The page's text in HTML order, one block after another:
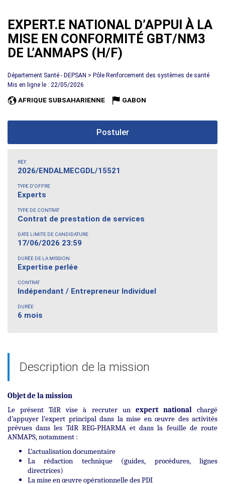
EXPERT.E NATIONAL D’APPUI À LA
MISE EN CONFORMITÉ GBT/NM3
DE L’ANMAPS (H/F)
Département Santé - DEPSAN > Pôle Renforcement des systèmes de santé
Mis en ligne le : 22/05/2026
AFRIQUE SUBSAHARIENNE GABON
Postuler
RÉF.
2026/ENDALMECGDL/15521
TYPE D'OFFRE
Experts
TYPE DE CONTRAT
Contrat de prestation de services
DATE LIMITE DE CANDIDATURE
17/06/2026 23:59
DURÉE DE LA MISSION
Expertise perlée
CONTRAT
Indépendant / Entrepreneur Individuel
DURÉE
6 mois
Description de la mission
Objet de la mission
Le présent TdR vise à recruter un expert nationalchargé
d’appuyer l’expert principal dans la mise en œuvre des activités
prévues dans les TdR REG‑PHARMA et dans la feuille de route
ANMAPS, notamment :
L’actualisation documentaire
La rédaction technique (guides, procédures, lignes
directrices)
La mise en œuvre opérationnelle des PDI